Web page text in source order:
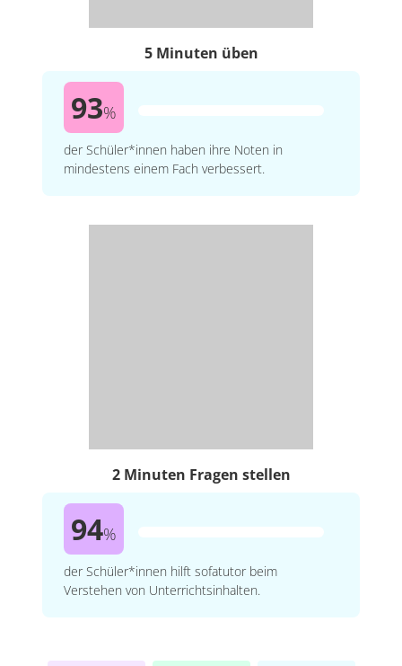
5 Minuten üben
93%
der Schüler*innen haben ihre Noten in
mindestens einem Fach verbessert.
2 Minuten Fragen stellen
94%
der Schüler*innen hilft sofatutor beim
Verstehen von Unterrichtsinhalten.